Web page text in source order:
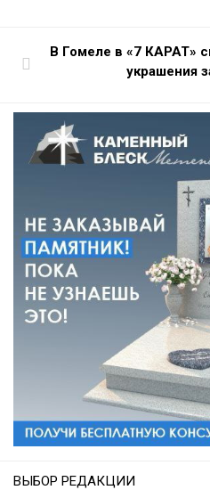
В Гомеле в «7 КАРАТ»
украшения
ВЫБОР РЕДАКЦИИ